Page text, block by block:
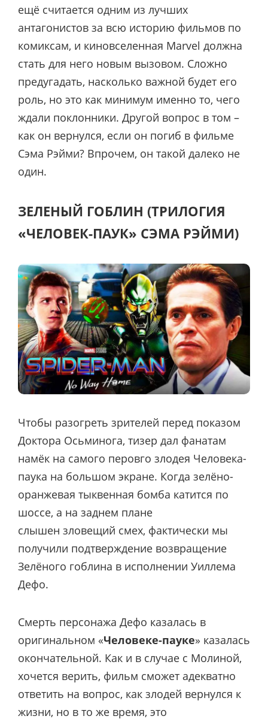
ещё считается одним из лучших
антагонистов за всю историю фильмов по
комиксам, и киновселенная Marvel должна
стать для него новым вызовом. Сложно
предугадать, насколько важной будет его
роль, но это как минимум именно то, чего
ждали поклонники. Другой вопрос в том –
как он вернулся, если он погиб в фильме
Сэма Рэйми? Впрочем, он такой далеко не
один.
ЗЕЛЕНЫЙ ГОБЛИН (ТРИЛОГИЯ
«ЧЕЛОВЕК-ПАУК» СЭМА РЭЙМИ)
Чтобы разогреть зрителей перед показом
Доктора Осьминога, тизер дал фанатам
намёк на самого перовго злодея Человека-
паука на большом экране. Когда зелёно-
оранжевая тыквенная бомба катится по
шоссе, а на заднем плане
слышен зловещий смех, фактически мы
получили подтверждение возвращение
Зелёного гоблина в исполнении Уиллема
Дефо.
Смерть персонажа Дефо казалась в
оригинальном «Человеке-пауке» казалась
окончательной. Как и в случае с Молиной,
хочется верить, фильм сможет адекватно
ответить на вопрос, как злодей вернулся к
жизни, но в то же время, это